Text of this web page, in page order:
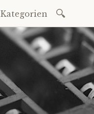
Kategorien